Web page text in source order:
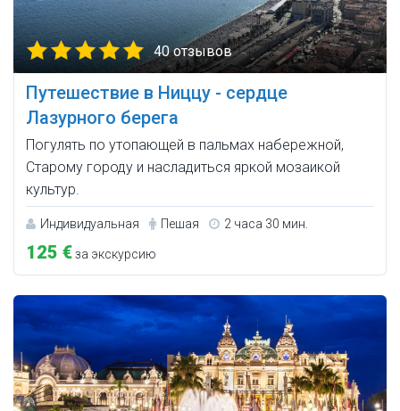
40 отзывов
Путешествие в Ниццу - сердце
Лазурного берега
Погулять по утопающей в пальмах набережной,
Старому городу и насладиться яркой мозаикой
культур.
Индивидуальная Пешая 2 часа 30 мин.
125 €за экскурсию